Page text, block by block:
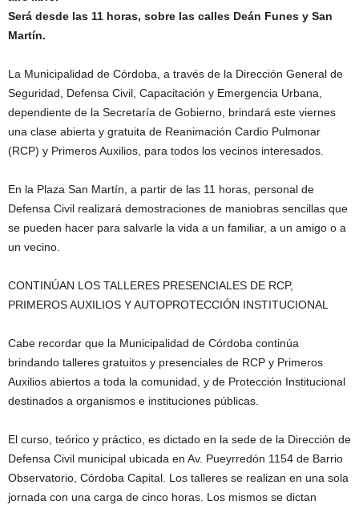
Será desde las 11 horas, sobre las calles Deán Funes y San
Martín.
La Municipalidad de Córdoba, a través de la Dirección General de
Seguridad, Defensa Civil, Capacitación y Emergencia Urbana,
dependiente de la Secretaría de Gobierno, brindará este viernes
una clase abierta y gratuita de Reanimación Cardio Pulmonar
(RCP) y Primeros Auxilios, para todos los vecinos interesados.
En la Plaza San Martín, a partir de las 11 horas, personal de
Defensa Civil realizará demostraciones de maniobras sencillas que
se pueden hacer para salvarle la vida a un familiar, a un amigo o a
un vecino.
CONTINÚAN LOS TALLERES PRESENCIALES DE RCP,
PRIMEROS AUXILIOS Y AUTOPROTECCIÓN INSTITUCIONAL
Cabe recordar que la Municipalidad de Córdoba continúa
brindando talleres gratuitos y presenciales de RCP y Primeros
Auxilios abiertos a toda la comunidad, y de Protección Institucional
destinados a organismos e instituciones públicas.
El curso, teórico y práctico, es dictado en la sede de la Dirección de
Defensa Civil municipal ubicada en Av. Pueyrredón 1154 de Barrio
Observatorio, Córdoba Capital. Los talleres se realizan en una sola
jornada con una carga de cinco horas. Los mismos se dictan